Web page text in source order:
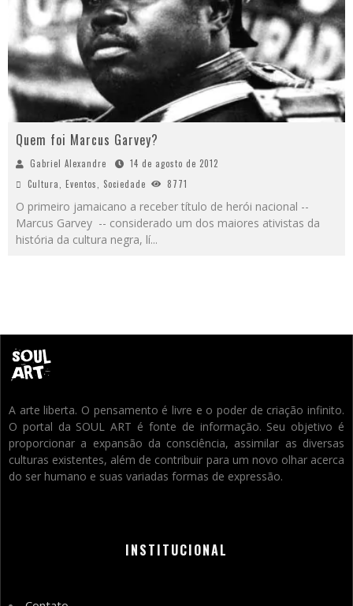
Quem foi Marcus Garvey?
Gabriel Alexandre
14 de agosto de 2012
Cultura
Eventos Sociedade 8771
O primeiro jamaicano a receber título de herói nacional --
Marcus Garvey -- considerado um dos maiores ativistas da
história da cultura negra, lí...
A arte liberta. O pensamento é livre e o poder de criação infinito.
O portal da SOUL ART é fonte de informação. Seu objetivo é
proporcionar a expansão da consciência, assimilar as diversas
culturas existentes, além de contribuir para um novo olhar acerca
do ser humano e suas variadas formas de expressão.
INSTITUCIONAL